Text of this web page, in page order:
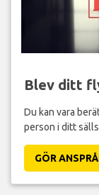
Blev ditt
Du kan vara
person i ditt
GÖR